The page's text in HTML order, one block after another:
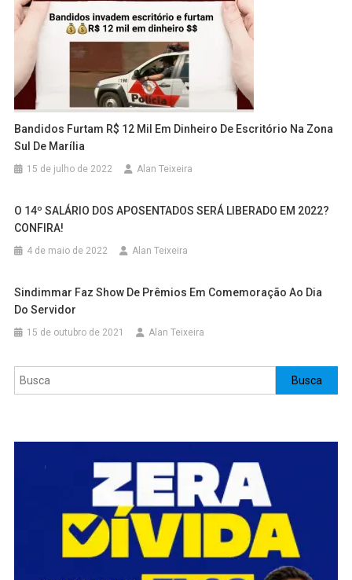
Bandidos Furtam R$ 12 Mil Em Dinheiro De Escritório Na Zona
Sul De Marília
15 de julho de 2022 Alan Teixeira
O 14º SALÁRIO DOS APOSENTADOS SERÁ LIBERADO EM 2022?
CONFIRA!
4 de maio de 2022 Alan Teixeira
Sindimmar Faz Show De Prêmios Em Comemoração Ao Dia
Do Servidor
15 de outubro de 2021 Alan Teixeira
Pesquisar Busca